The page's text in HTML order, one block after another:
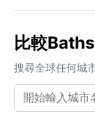
比較
搜尋全球任何城